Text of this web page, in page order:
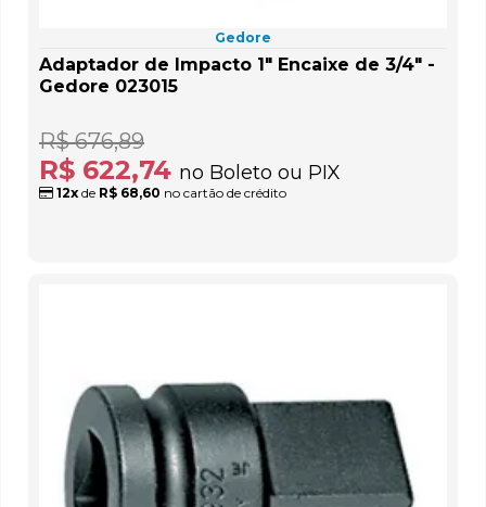
Gedore
Adaptador de Impacto 1" Encaixe de 3/4" -
Gedore 023015
R$ 622,74 no Boleto ou PIX
R$ 676,89
12x de R$ 68,60 no cartão de crédito